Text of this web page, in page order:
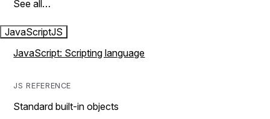
See all…
JavaScriptJS
JavaScript: Scripting language
JS REFERENCE
Standard built-in objects